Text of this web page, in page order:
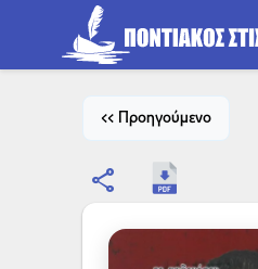
<< Προηγούμενο
share